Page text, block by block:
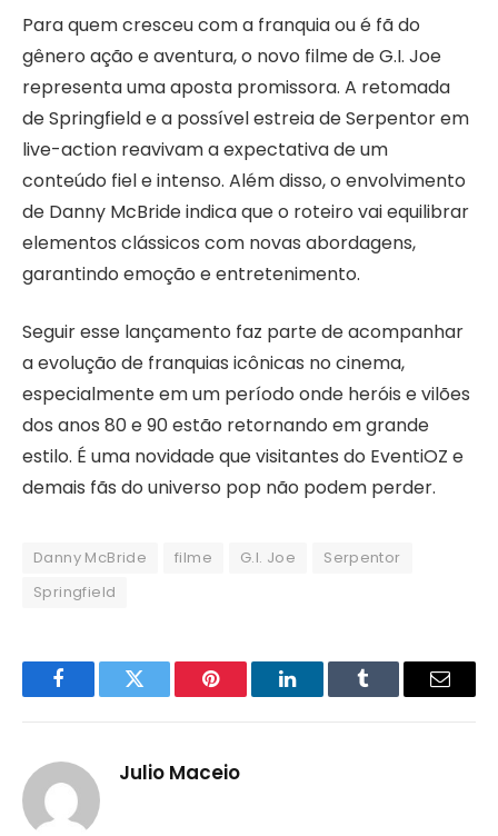
Para quem cresceu com a franquia ou é fã do
gênero ação e aventura, o novo filme de G.I. Joe
representa uma aposta promissora. A retomada
de Springfield e a possível estreia de Serpentor em
live-action reavivam a expectativa de um
conteúdo fiel e intenso. Além disso, o envolvimento
de Danny McBride indica que o roteiro vai equilibrar
elementos clássicos com novas abordagens,
garantindo emoção e entretenimento.
Seguir esse lançamento faz parte de acompanhar
a evolução de franquias icônicas no cinema,
especialmente em um período onde heróis e vilões
dos anos 80 e 90 estão retornando em grande
estilo. É uma novidade que visitantes do EventiOZ e
demais fãs do universo pop não podem perder.
Danny McBride filme G.I. Joe
Serpentor
Springfield
FacebookTwitter Pinterest LinkedInTumblr Email
Julio Maceio